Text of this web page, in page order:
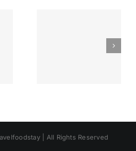
| All Rights Reserved